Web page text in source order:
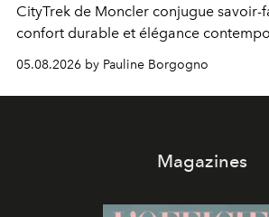
CityTrek de Moncler conjugue savoir-
confort durable et élégance
accompagner les explorations du
05.08.2026 by Pauline Borgogno
Magazines